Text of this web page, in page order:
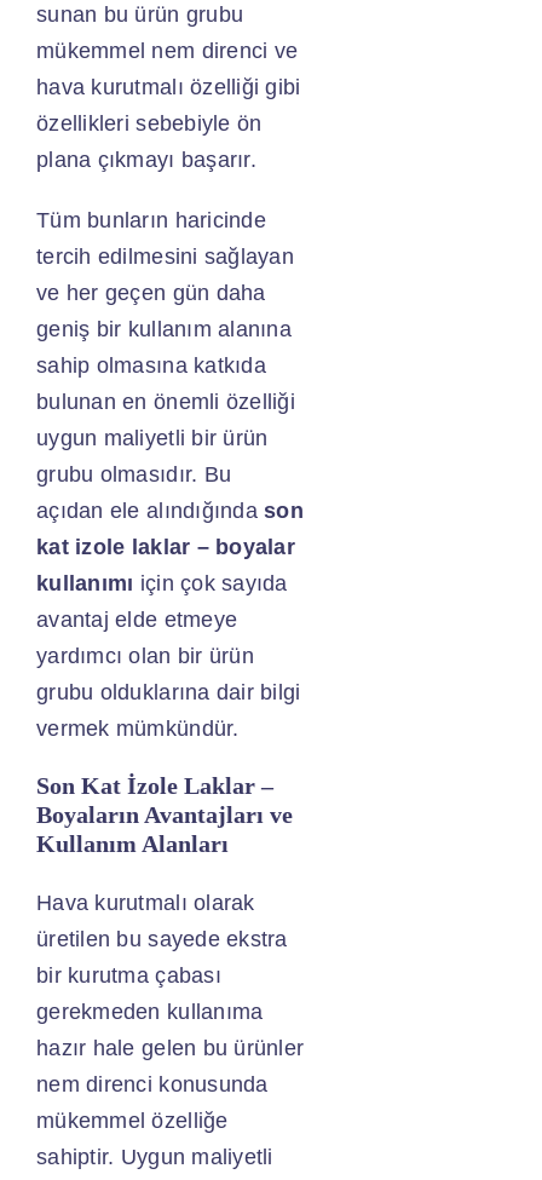
sunan bu ürün grubu
mükemmel nem direnci ve
hava kurutmalı özelliği gibi
özellikleri sebebiyle ön
plana çıkmayı başarır.
Tüm bunların haricinde
tercih edilmesini sağlayan
ve her geçen gün daha
geniş bir kullanım alanına
sahip olmasına katkıda
bulunan en önemli özelliği
uygun maliyetli bir ürün
grubu olmasıdır. Bu
açıdan ele alındığında son
kat izole laklar – boyalar
kullanımı için çok sayıda
avantaj elde etmeye
yardımcı olan bir ürün
grubu olduklarına dair bilgi
vermek mümkündür.
Son Kat İzole Laklar –
Boyaların Avantajları ve
Kullanım Alanları
Hava kurutmalı olarak
üretilen bu sayede ekstra
bir kurutma çabası
gerekmeden kullanıma
hazır hale gelen bu ürünler
nem direnci konusunda
mükemmel özelliğe
sahiptir. Uygun maliyetli